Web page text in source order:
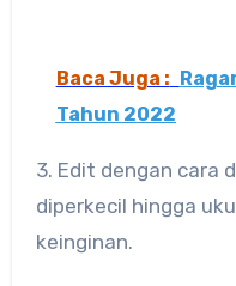
Baca Juga :
Tahun 2022
3. Edit dengan cara
diperkecil hingga
keinginan.